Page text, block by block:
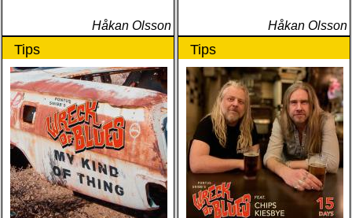
Håkan Olsson Håkan Olsson
Tips Tips